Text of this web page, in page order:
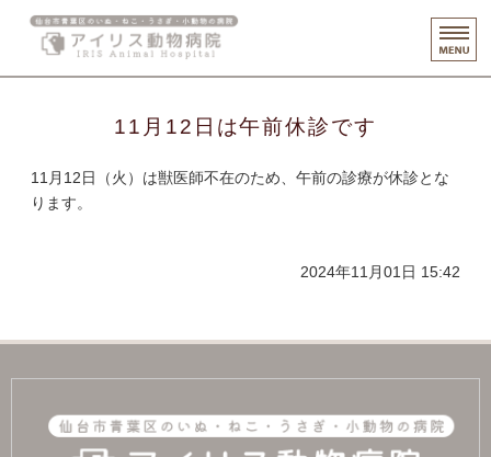
仙台市
スタッフ紹介
11月12日は午前休診です
11月12日（火）は獣医師不在のため、午前の診療が休診とな
ります。
2024年11月01日 15:42